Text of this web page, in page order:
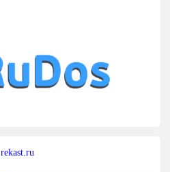
rekast.ru